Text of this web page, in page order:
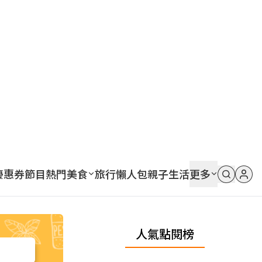
惠券節目熱門美食 旅行懶人包親子生活更多
人氣點閱榜